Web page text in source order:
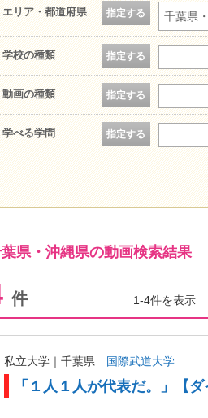
エリア・都道府県 指定する 千葉県
学校の種類 指定する
動画の種類 指定する
学べる学問 指定する
県・沖縄県の動画検索結果
件 1-4件を表示
私立大学｜千葉県 国際武道大学
「１人１人が代表だ。」【ダ